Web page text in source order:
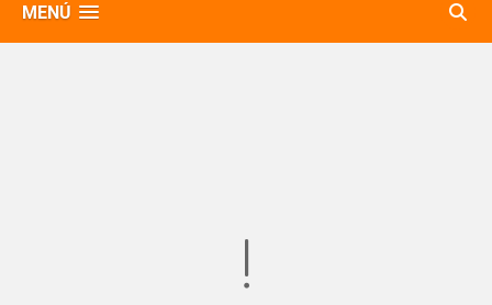
MENÚ